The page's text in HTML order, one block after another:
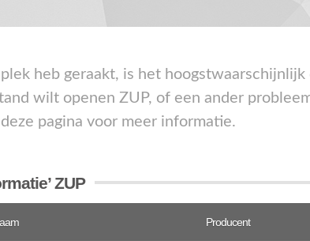
heb geraakt, is het
wilt openen ZUP, of een ander
pagina voor meer informatie.
ZUP
Producent